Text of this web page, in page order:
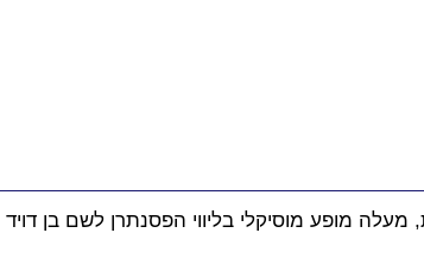
מופע מוסיקלי בליווי הפסנתרן לשם בן דויד